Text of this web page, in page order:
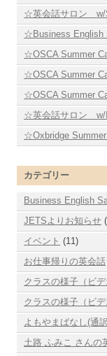
☆英会話サロン w/
☆Business English
☆OSCA Summer
☆OSCA Summer
☆OSCA Summer
☆英会話サロン w/
☆Oxbridge
カテゴリー
Business English
JETSよりお知らせ
イベント (11)
お仕事帰りの英会話
クラスの様子（ビデ
クラスの様子（ビデ
よもやまばなし(通
土路 ふみこ さんの